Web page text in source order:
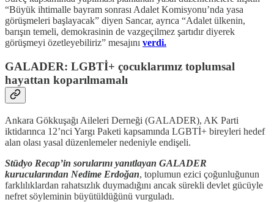
“Büyük ihtimalle bayram sonrası Adalet Komisyonu’nda yasa
görüşmeleri başlayacak” diyen Sancar, ayrıca “Adalet ülkenin,
barışın temeli, demokrasinin de vazgeçilmez şartıdır diyerek
görüşmeyi özetleyebiliriz” mesajını verdi.
GALADER: LGBTİ+ çocuklarımız toplumsal
hayattan koparılmamalı
Ankara Gökkuşağı Aileleri Derneği (GALADER), AK Parti
iktidarınca 12’nci Yargı Paketi kapsamında LGBTİ+ bireyleri hedef
alan olası yasal düzenlemeler nedeniyle endişeli.
Stüdyo Recap’in sorularını yanıtlayan GALADER
kurucularından Nedime Erdoğan, toplumun ezici çoğunluğunun
farklılıklardan rahatsızlık duymadığını ancak sürekli devlet gücüyle
nefret söyleminin büyütüldüğünü vurguladı.